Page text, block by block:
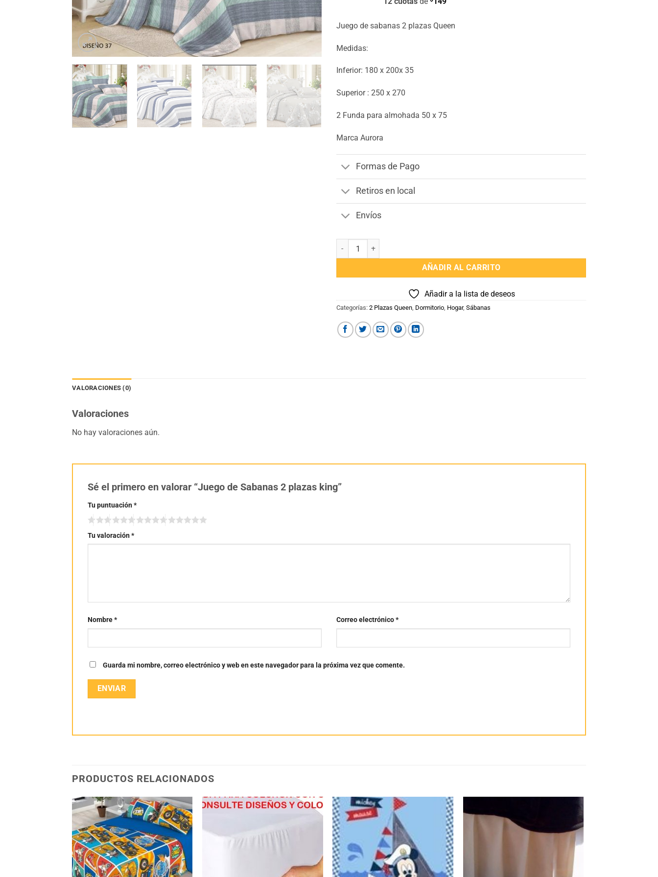
Juego de sabanas 2 plazas Queen
Medidas:
Inferior: 180 x 200x 35
Superior : 250 x 270
2 Funda para almohada 50 x 75
Marca Aurora
Formas de Pago
Retiros en local
Envíos
Juego de Sabanas 2 plazas king cantidad
AÑADIR AL CARRITO
Añadir a la lista de deseos
Categorías: 2 Plazas Queen, Dormitorio, Hogar, Sábanas
VALORACIONES (0)
Valoraciones
No hay valoraciones aún.
Sé el primero en valorar “Juego de Sabanas 2 plazas king”
Tu puntuación*
Tu valoración*
Nombre* Correo electrónico*
Guarda mi nombre, correo electrónico y web en este navegador para la próxima vez que comente.
PRODUCTOS RELACIONADOS
Añadir
a la
lista
de
deseos
deseos
Añadir
a la
lista
deseos